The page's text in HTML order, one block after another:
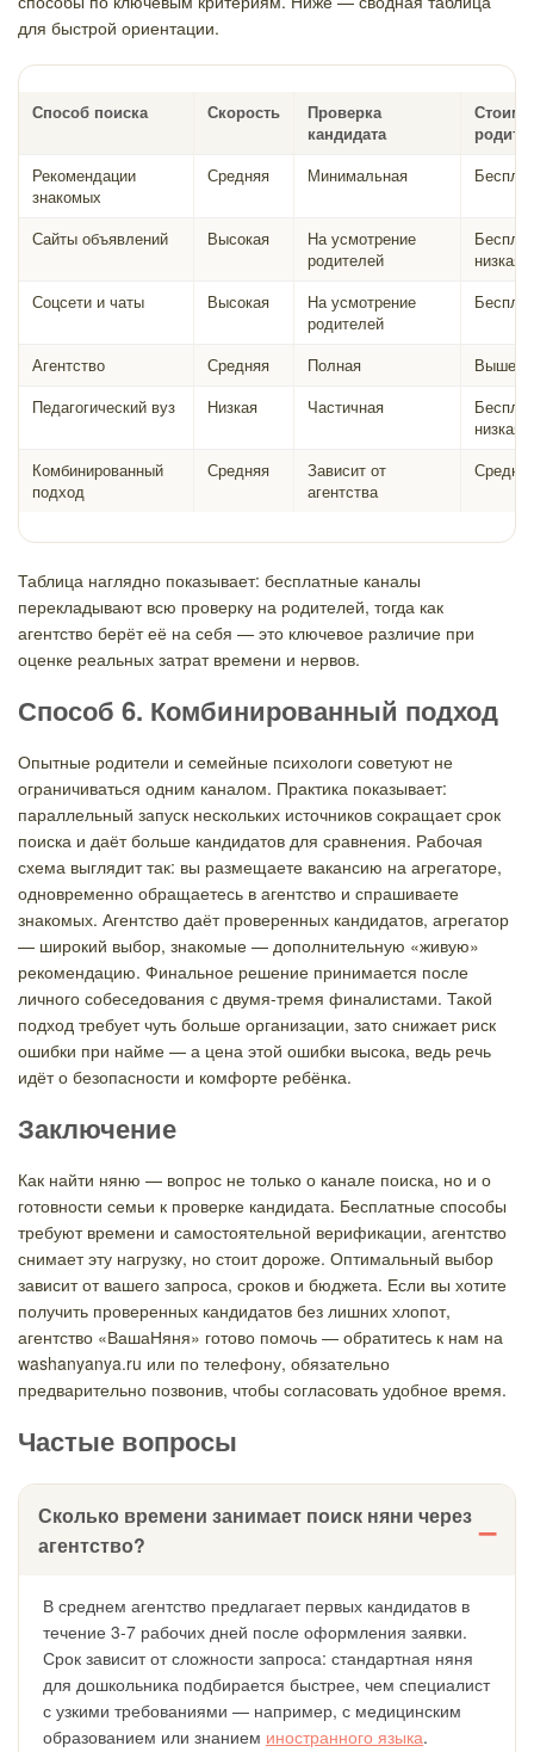
для быстрой ориентации.
Способ поиска Скорость
Проверка
кандидата
Рекомендации
знакомых
Средняя Минимальная
Сайты объявлений Высокая
На усмотрение
родителей
низкая
Соцсети и чаты
Высокая
На усмотрение
родителей
Агентство Средняя Полная
Выше
Педагогический вуз
Низкая Частичная
низкая
Комбинированный
подход
Средняя
Зависит от
агентства
Таблица наглядно показывает: бесплатные каналы
перекладывают всю проверку на родителей, тогда как
агентство берёт её на себя — это ключевое различие при
оценке реальных затрат времени и нервов.
Способ 6. Комбинированный подход
Опытные родители и семейные психологи советуют не
ограничиваться одним каналом. Практика показывает:
параллельный запуск нескольких источников сокращает срок
поиска и даёт больше кандидатов для сравнения. Рабочая
схема выглядит так: вы размещаете вакансию на агрегаторе,
одновременно обращаетесь в агентство и спрашиваете
знакомых. Агентство даёт проверенных кандидатов, агрегатор
— широкий выбор, знакомые — дополнительную «живую»
рекомендацию. Финальное решение принимается после
личного собеседования с двумя-тремя финалистами. Такой
подход требует чуть больше организации, зато снижает риск
ошибки при найме — а цена этой ошибки высока, ведь речь
идёт о безопасности и комфорте ребёнка.
Заключение
Как найти няню — вопрос не только о канале поиска, но и о
готовности семьи к проверке кандидата. Бесплатные способы
требуют времени и самостоятельной верификации, агентство
снимает эту нагрузку, но стоит дороже. Оптимальный выбор
зависит от вашего запроса, сроков и бюджета. Если вы хотите
получить проверенных кандидатов без лишних хлопот,
агентство «ВашаНяня» готово помочь — обратитесь к нам на
washanyanya.ru или по телефону, обязательно
предварительно позвонив, чтобы согласовать удобное время.
Частые вопросы
Сколько времени занимает поиск няни через
агентство?
В среднем агентство предлагает первых кандидатов в
течение 3-7 рабочих дней после оформления заявки.
Срок зависит от сложности запроса: стандартная няня
для дошкольника подбирается быстрее, чем специалист
с узкими требованиями — например, с медицинским
образованием или знанием иностранного языка.